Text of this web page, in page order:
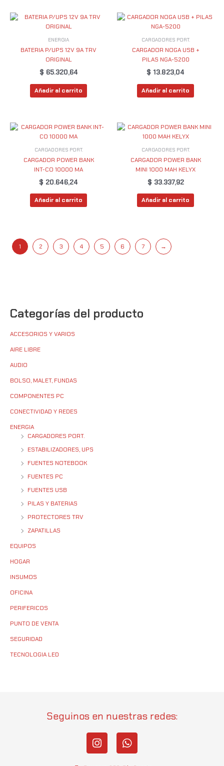
Categorías del producto
ACCESORIOS Y VARIOS
AIRE LIBRE
AUDIO
BOLSO, MALET, FUNDAS
COMPONENTES PC
CONECTIVIDAD Y REDES
ENERGIA
CARGADORES PORT.
ESTABILIZADORES, UPS
FUENTES NOTEBOOK
FUENTES PC
FUENTES USB
PILAS Y BATERIAS
PROTECTORES TRV
ZAPATILLAS
EQUIPOS
HOGAR
INSUMOS
OFICINA
PERIFERICOS
PUNTO DE VENTA
SEGURIDAD
TECNOLOGIA LED
ENERGIA
BATERIA P/UPS 12V 9A TRV
ORIGINAL
$ 65.320,64
Añadir al carrito
CARGADORES PORT.
CARGADOR NOGA USB +
PILAS NGA-5200
$ 13.823,04
Añadir al carrito
CARGADORES PORT.
CARGADOR POWER BANK
INT-CO 10000 MA
$ 20.646,24
Añadir al carrito
CARGADORES PORT.
CARGADOR POWER BANK
MINI 1000 MAH KELYX
$ 33.337,92
Añadir al carrito
1 2 3 4 5 6 7 →
Seguinos en nuestras redes:
I
n
W
h